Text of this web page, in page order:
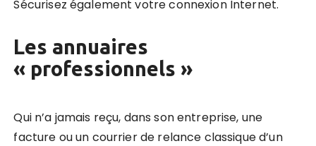
Sécurisez également votre connexion Internet.
Les annuaires
« professionnels »
Qui n’a jamais reçu, dans son entreprise, une
facture ou un courrier de relance classique d’un